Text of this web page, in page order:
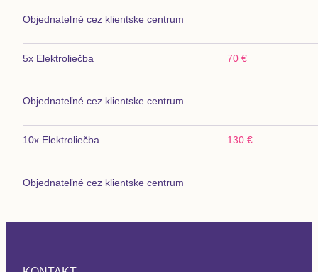
Objednateľné cez klientske centrum
5x Elektroliečba
Objednateľné cez klientske centrum
70 €
10x Elektroliečba
Objednateľné cez klientske centrum
130 €